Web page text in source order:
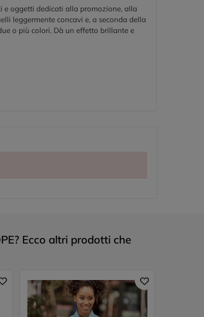
e oggetti dedicati alla promozione, alla
leggermente concavi e, a seconda della
o più colori. Dà un effetto brillante e
Ecco altri prodotti che